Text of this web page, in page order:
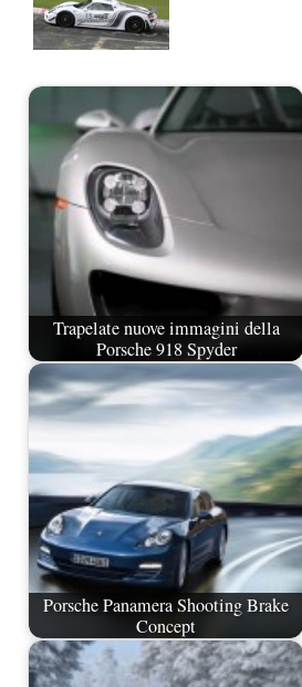
Trapelate nuove immagini della
Porsche 918 Spyder
Porsche Panamera Shooting Brake
Concept